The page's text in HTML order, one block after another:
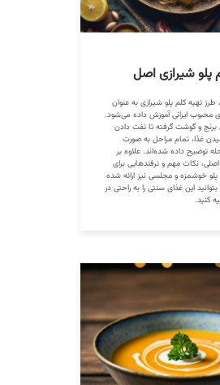
پلو شیرازی اصل
طرز تهیه کلم پلو شیرازی به عنوان
محبوب ایرانی آموزش داده می‌شود.
برنج و گوشت گرفته تا تفت دادن
غذا، تمام مراحل به صورت
توضیح داده شده‌اند. علاوه بر
نکات مهم و ترفندهایی برای
خوشمزه و مجلسی نیز ارائه شده
این غذای سنتی را به راحتی در
کنید.